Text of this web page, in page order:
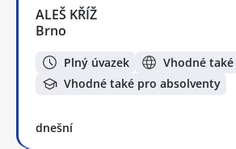
ALEŠ KŘÍŽ
Brno
Plný úvazek
Vhodné
Vhodné také pro absolventy
dnešní